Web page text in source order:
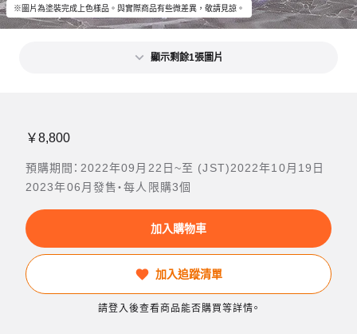
※圖片為塗裝完成上色樣品。與實際商品有些微差異，敬請見諒。
顯示剩餘1張圖片
￥8,800
預購期間：2022年09月22日~至 (JST)2022年10月19日
2023年06月發售・每人限購3個
加入購物車
加入追蹤清單
請登入後查看商品能否購買等詳情。